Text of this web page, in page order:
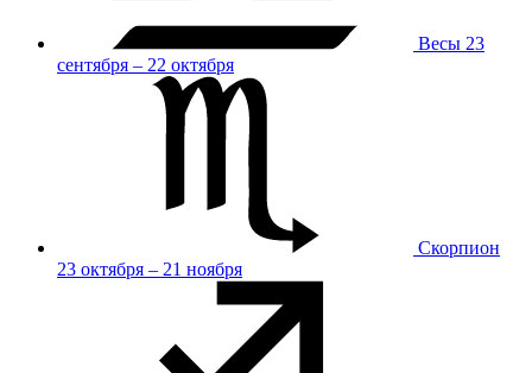
Весы 23
сентября – 22 октября
Скорпион
23 октября – 21 ноября